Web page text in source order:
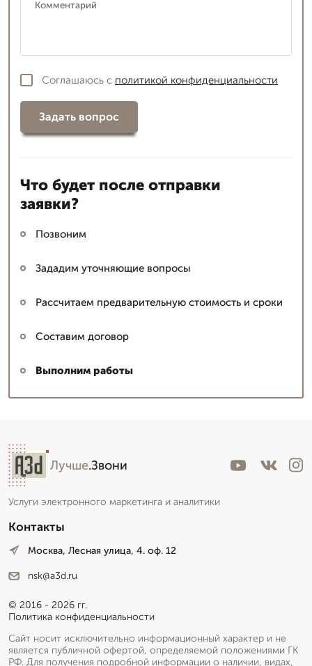
Соглашаюсь с политикой конфиденциальности
Задать вопрос
Что будет после отправки
заявки?
Позвоним
Зададим уточняющие вопросы
Рассчитаем предварительную стоимость и сроки
Составим договор
Выполним работы
Лучше.Звони
Услуги электронного маркетинга и аналитики
Контакты
Москва, Лесная улица, 4. оф. 12
nsk@a3d.ru
© 2016 - 2026 гг.
Политика конфиденциальности
Сайт носит исключительно информационный характер и не
является публичной офертой, определяемой положениями ГК
РФ. Для получения подробной информации о наличии, видах,